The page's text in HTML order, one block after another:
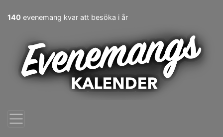
140 evenemang kvar att besöka i år